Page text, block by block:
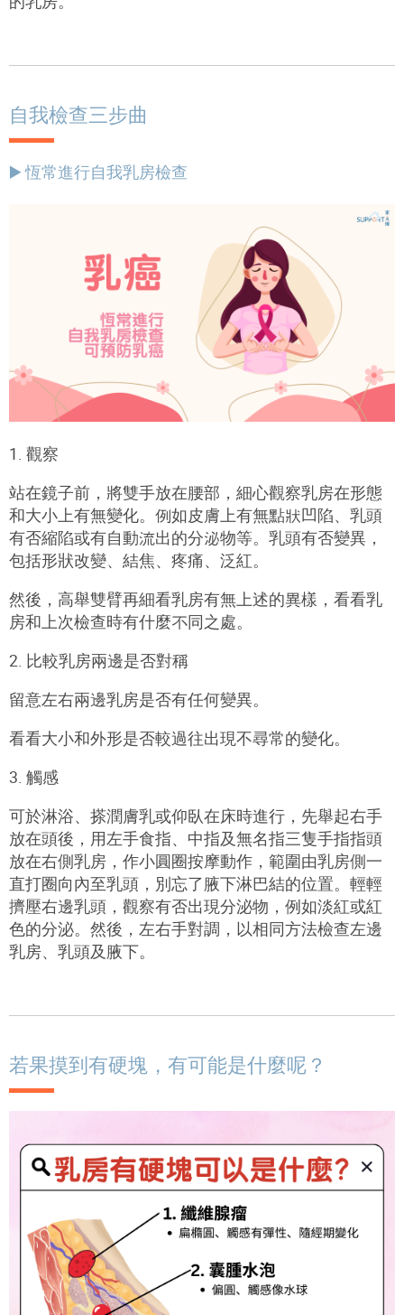
自我檢查三步曲
▶️ 恆常進行自我乳房檢查
1. 觀察
站在鏡子前，將雙手放在腰部，細心觀察乳房在形態
和大小上有無變化。例如皮膚上有無點狀凹陷、乳頭
有否縮陷或有自動流出的分泌物等。乳頭有否變異，
包括形狀改變、結焦、疼痛、泛紅。
然後，高舉雙臂再細看乳房有無上述的異樣，看看乳
房和上次檢查時有什麼不同之處。
2. 比較乳房兩邊是否對稱
留意左右兩邊乳房是否有任何變異。
看看大小和外形是否較過往出現不尋常的變化。
3. 觸感
可於淋浴、搽潤膚乳或仰臥在床時進行，先舉起右手
放在頭後，用左手食指、中指及無名指三隻手指指頭
放在右側乳房，作小圓圈按摩動作，範圍由乳房側一
直打圈向內至乳頭，別忘了腋下淋巴結的位置。輕輕
擠壓右邊乳頭，觀察有否出現分泌物，例如淡紅或紅
色的分泌。然後，左右手對調，以相同方法檢查左邊
乳房、乳頭及腋下。
若果摸到有硬塊，有可能是什麼呢？